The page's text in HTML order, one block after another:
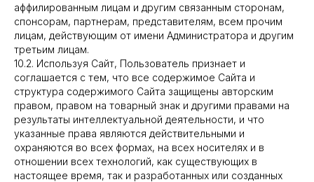
аффилированным лицам и другим связанным сторонам,
спонсорам, партнерам, представителям, всем прочим
лицам, действующим от имени Администратора и другим
третьим лицам.
10.2. Используя Сайт, Пользователь признает и
соглашается с тем, что все содержимое Сайта и
структура содержимого Сайта защищены авторским
правом, правом на товарный знак и другими правами на
результаты интеллектуальной деятельности, и что
указанные права являются действительными и
охраняются во всех формах, на всех носителях и в
отношении всех технологий, как существующих в
настоящее время, так и разработанных или созданных